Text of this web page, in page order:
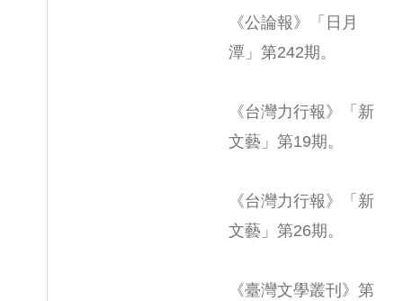
《公論報》「日月
潭」第242期。
《台灣力行報》「新
文藝」第19期。
《台灣力行報》「新
文藝」第26期。
《臺灣文學叢刊》第